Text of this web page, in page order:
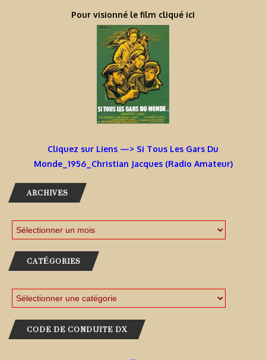
Pour visionné le film cliqué ici
Cliquez sur Liens —> Si Tous Les Gars Du
Monde_1956_Christian Jacques (Radio Amateur)
ARCHIVES
CATÉGORIES
CODE DE CONDUITE DX